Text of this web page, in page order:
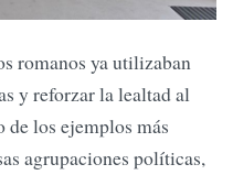
romanos ya utilizaban
y reforzar la lealtad al
de los ejemplos más
agrupaciones políticas,